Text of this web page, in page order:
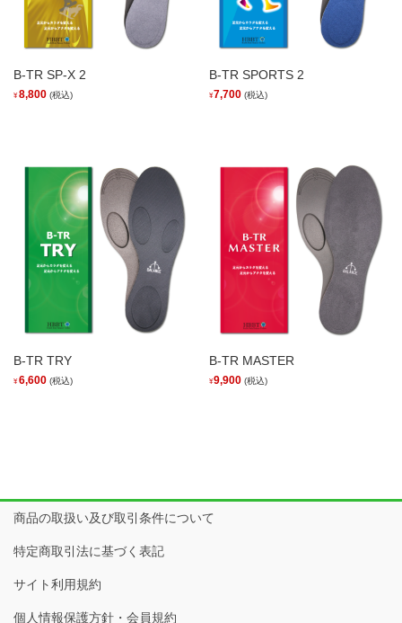
B-TR SP-X 2
¥8,800 (税込)
B-TR SPORTS 2
¥7,700 (税込)
B-TR TRY
¥6,600 (税込)
B-TR MASTER
¥9,900 (税込)
商品の取扱い及び取引条件について
特定商取引法に基づく表記
サイト利用規約
個人情報保護方針・会員規約